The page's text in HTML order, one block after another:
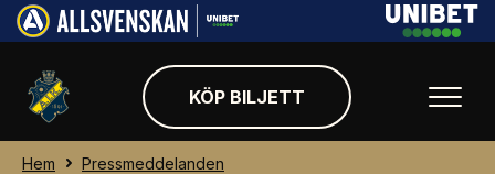
KÖP BILJETT
Hem Pressmeddelanden